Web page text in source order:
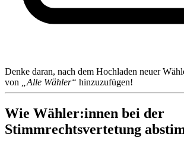
Denke daran, nach dem Hochladen neuer
von
„Alle Wähler“ hinzuzufügen!
Wie Wähler:innen bei der
Stimmrechtsvertetung